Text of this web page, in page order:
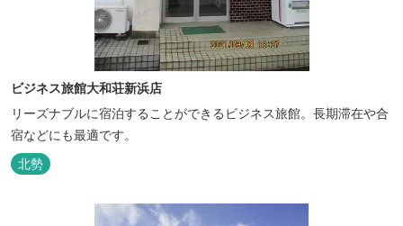
ビジネス旅館大和荘新浜店
リーズナブルに宿泊することができるビジネス旅館。長期滞在や合
宿などにも最適です。
北勢